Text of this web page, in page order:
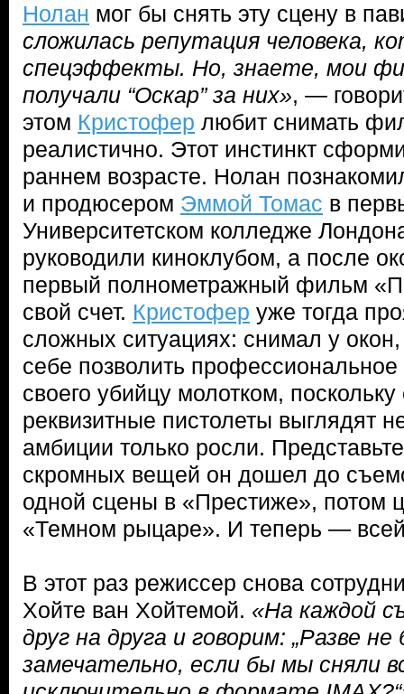
Нолан мог бы снять эту сцену в
сложилась репутация человека,
спецэффекты. Но, знаете, мои
получали “Оскар” за них», —
этом Кристофер любит снимать
реалистично. Этот инстинкт
раннем возрасте. Нолан
и продюсером Эммой Томас в
Университетском колледже
руководили киноклубом, а после
первый полнометражный фильм
свой счет. Кристофер уже тогда
сложных ситуациях: снимал у
себе позволить
своего убийцу молотком, поскольку
реквизитные пистолеты выглядят
амбиции только росли.
скромных вещей он дошел до
одной сцены в «Престиже», потом
«Темном рыцаре». И теперь —
В этот раз режиссер снова
Хойте ван Хойтемой. «На каждой
друг на друга и говорим: „Разве
замечательно, если бы мы сняли